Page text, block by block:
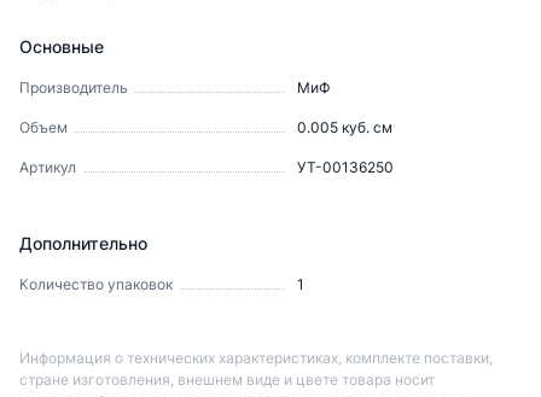
Основные
Производитель МиФ
Объем 0.005 куб. см
Артикул УТ-00136250
Дополнительно
Количество упаковок 1
Информация о технических характеристиках, комплекте поставки,
стране изготовления, внешнем виде и цвете товара носит